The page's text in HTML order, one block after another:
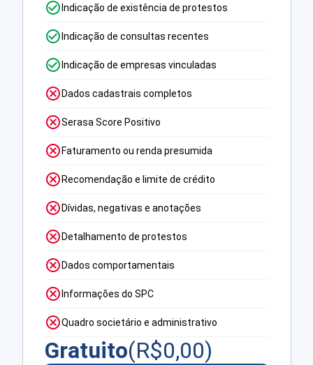
Indicação de existência de protestos
Indicação de consultas recentes
Indicação de empresas vinculadas
Dados cadastrais completos
Serasa Score Positivo
Faturamento ou renda presumida
Recomendação e limite de crédito
Dívidas, negativas e anotações
Detalhamento de protestos
Dados comportamentais
Informações do SPC
Quadro societário e administrativo
Gratuito(R$0,00)